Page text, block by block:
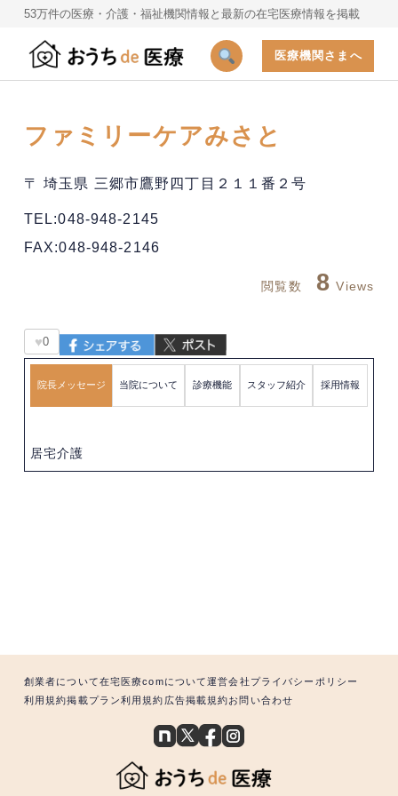
53万件の医療・介護・福祉機関情報と最新の在宅医療情報を掲載
医療機関さまへ
ファミリーケアみさと
〒 埼玉県 三郷市鷹野四丁目２１１番２号
TEL:048-948-2145
FAX:048-948-2146
閲覧数 8 Views
♥0
院長メッセージ 当院について 診療機能 スタッフ紹介 採用情報
居宅介護
創業者について在宅医療comについて運営会社 プライバシーポリシー
利用規約掲載プラン利用規約 広告掲載規約お問い合わせ